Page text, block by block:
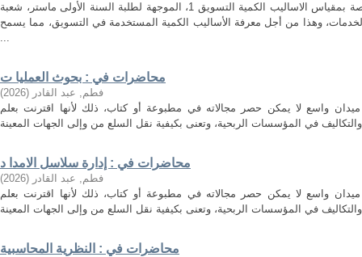
هذه المطبوعة هي مجموعة محاضرات خاصة بمقياس الاساليب الكمية التسويق 1، الموجهة لطلبة السنة الأولى ماستر، شعبة
وهذا من أجل معرفة الأساليب الكمية المستخدمة في التسويق، مما يسمح
...
محاضرات في : بحوث العمليا ت
فطم, عبد القادر (
2026
)
واسع لا يمكن حصر مجالاته في مطبوعة أو كتاب، ذلك لأنها اقترنت بعلم
محاضرات في : إدارة سلاسل الامدا د
فطم, عبد القادر (
2026
)
واسع لا يمكن حصر مجالاته في مطبوعة أو كتاب، ذلك لأنها اقترنت بعلم
محاضرات في : النظرية المحاسبية